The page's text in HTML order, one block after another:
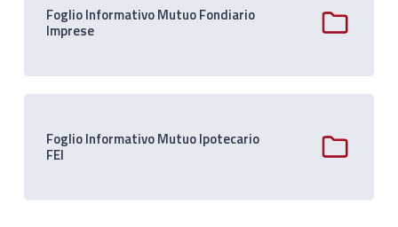
Foglio Informativo Mutuo Fondiario
Imprese
Foglio Informativo Mutuo Ipotecario
FEI